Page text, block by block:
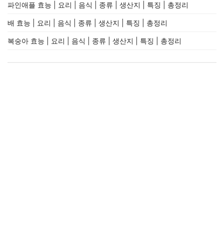
파인애플 효능 | 요리 | 음식 | 종류 | 생산지 | 특징 | 총정리
배 효능 | 요리 | 음식 | 종류 | 생산지 | 특징 | 총정리
복숭아 효능 | 요리 | 음식 | 종류 | 생산지 | 특징 | 총정리